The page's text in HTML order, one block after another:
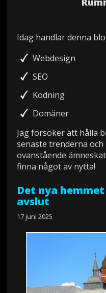
Idag handlar denna
Webdesign
SEO
Kodning
Domäner
Jag försöker att hålla
senaste trenderna
ovanstående
finna något av nytta!
Det nya
avslut
17 juni 2025